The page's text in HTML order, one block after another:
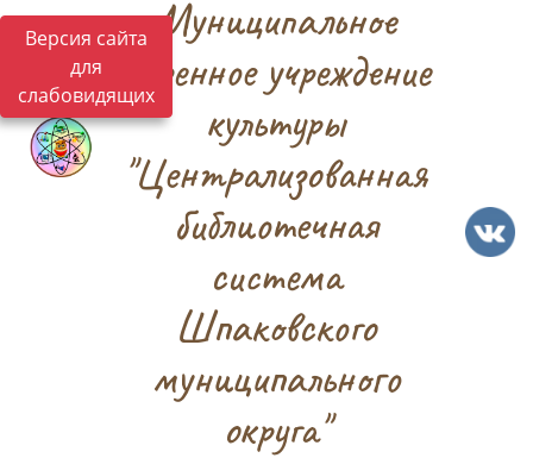
Версия сайта
для
слабовидящих
Муниципальное
казенное учреждение
культуры
"Централизованная
библиотечная
система
Шпаковского
муниципального
округа"